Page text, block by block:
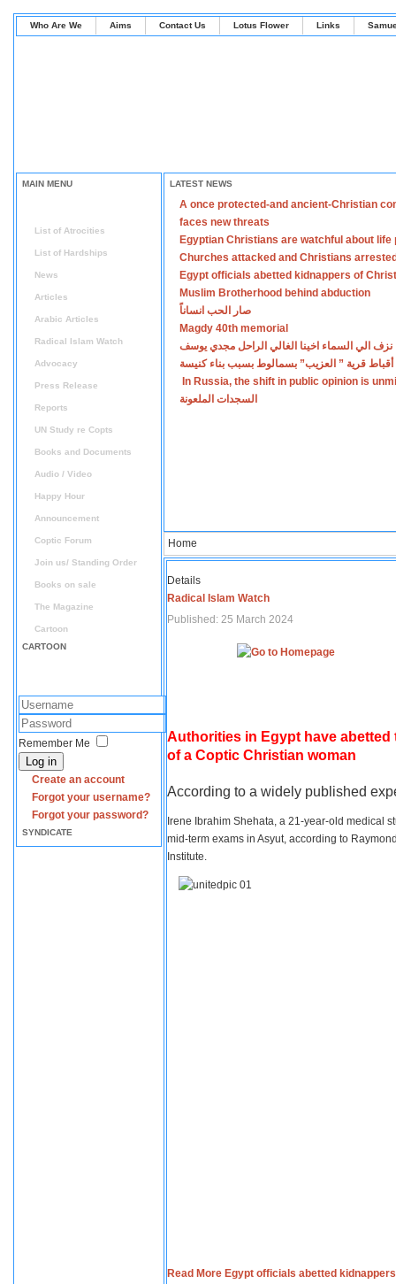
Who Are We Aims Contact Us Lotus Flower Links
MAIN MENU
List of Atrocities
List of Hardships
News
Articles
Arabic Articles
Radical Islam Watch
Advocacy
Press Release
Reports
UN Study re Copts
Books and Documents
Audio / Video
Happy Hour
Announcement
Coptic Forum
Join us/ Standing Order
Books on sale
The Magazine
Cartoon
CARTOON
Remember Me
Log in
Create an account
Forgot your username?
Forgot your password?
SYNDICATE
LATEST NEWS
A once protected-and ancient-Christian
faces new threats
Egyptian Christians are watchful about life
Churches attacked and Christians
Egypt officials abetted kidnappers of
Muslim Brotherhood behind abduction
صار الحب انساناً
Magdy 40th memorial
نزف الي السماء اخينا الغالي الراحل مجدي يوسف
أقباط قرية ” العزيب” بسمالوط بسبب بناء كنيسة
In Russia, the shift in public opinion is
السجدات الملعونة
Home
Details
Radical Islam Watch
Published: 25 March 2024
Authorities in Egypt have
of a Coptic Christian woman
According to a widely published
Irene Ibrahim Shehata, a 21-year-old medical
mid-term exams in Asyut, according to
Institute.
Read More Egypt officials abetted